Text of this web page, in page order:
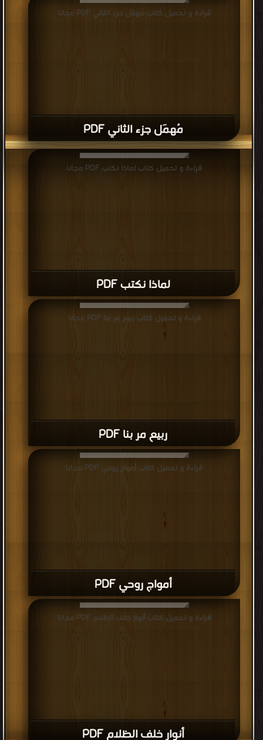
مُهمَل جزء الثاني PDF
قراءة و تحميل كتاب مُهمَل جزء الثاني PDF مجانا
لماذا نكتب PDF
قراءة و تحميل كتاب لماذا نكتب PDF مجانا
ربيع مر بنا PDF
قراءة و تحميل كتاب ربيع مر بنا PDF مجانا
أمواج روحي PDF
قراءة و تحميل كتاب أمواج روحي PDF مجانا
أنوار خلف الظلام PDF
قراءة و تحميل كتاب أنوار خلف الظلام PDF مجانا